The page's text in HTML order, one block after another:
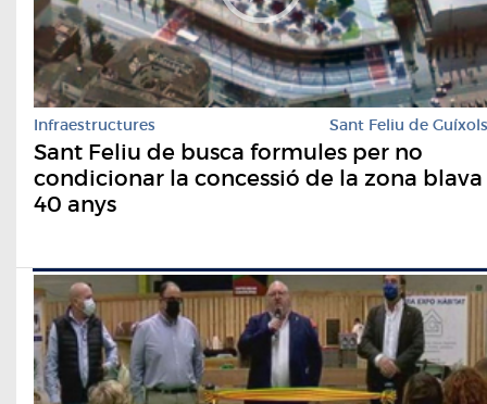
Infraestructures Sant Feliu de Guíxols
Sant Feliu de busca formules per no
condicionar la concessió de la zona blava
40 anys